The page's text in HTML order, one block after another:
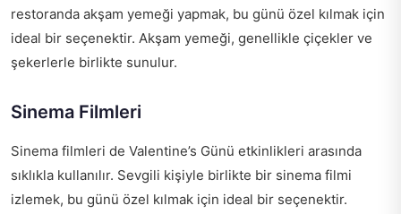
restoranda akşam yemeği yapmak, bu günü özel kılmak için
ideal bir seçenektir. Akşam yemeği, genellikle çiçekler ve
şekerlerle birlikte sunulur.
Sinema Filmleri
Sinema filmleri de Valentine’s Günü etkinlikleri arasında
sıklıkla kullanılır. Sevgili kişiyle birlikte bir sinema filmi
izlemek, bu günü özel kılmak için ideal bir seçenektir.